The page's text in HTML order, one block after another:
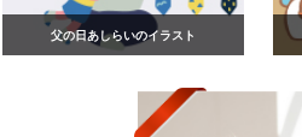
父の日あしらいのイラスト